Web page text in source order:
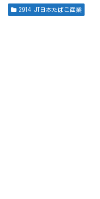
2914 JT日本たばこ産業